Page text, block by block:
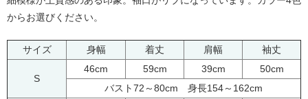
からお選びください。
サイズ 身幅 着丈 肩幅 袖丈
S
46cm 59cm 39cm
50cm
バスト72～80cm 身長154～162cm